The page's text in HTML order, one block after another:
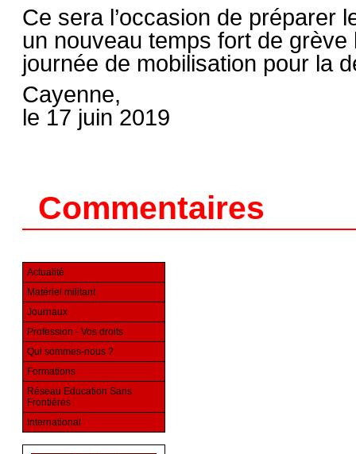
Ce sera l’occasion de préparer
un nouveau temps fort de
journée de mobilisation pour la
Cayenne,
le 17 juin 2019
Commentaires
Actualité
Matériel militant
Journaux
Profession - Vos droits
Qui sommes-nous ?
Formations
Réseau Education Sans
Frontières
International